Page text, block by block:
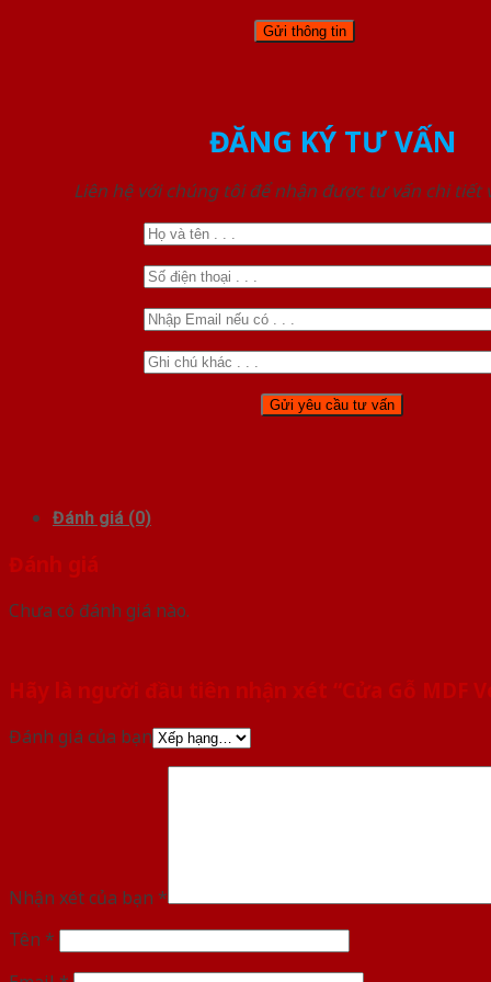
ĐĂNG KÝ TƯ VẤN
Liên hệ với chúng tôi để nhận được tư vấn chi tiết
Đánh giá (0)
Đánh giá
Chưa có đánh giá nào.
Hãy là người đầu tiên nhận xét “Cửa Gỗ MDF
Đánh giá của bạn
Nhận xét của bạn *
Tên *